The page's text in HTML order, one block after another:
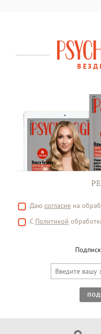
Даю согласие на
С Политикой